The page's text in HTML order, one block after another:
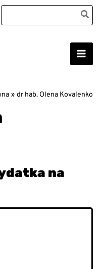
Search
for:
Main
dr hab. Olena Kovalenko